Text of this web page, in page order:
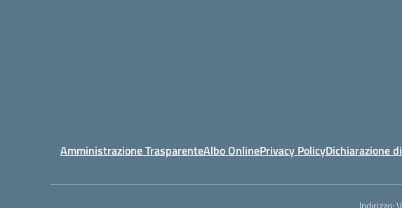
Amministrazione TrasparenteAlbo OnlinePrivacy PolicyDichiarazione